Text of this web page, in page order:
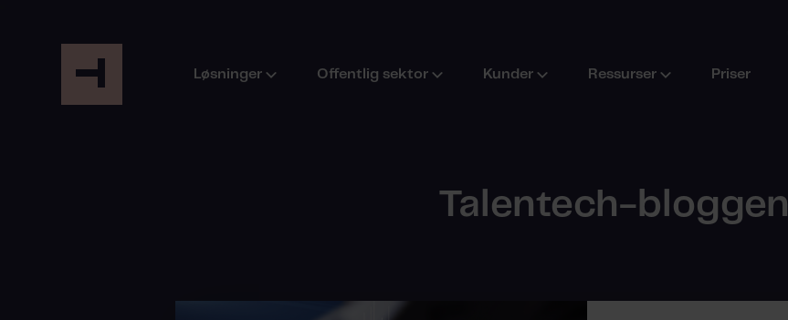
Løsninger Offentlig sektor Kunder Ressurser Priser
Talentech-bloggen